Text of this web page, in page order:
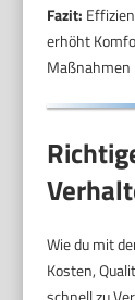
Fazit:
erhöht
Maßnahmen
Wie du mit
Kosten,